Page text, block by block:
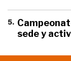
5.
sede y